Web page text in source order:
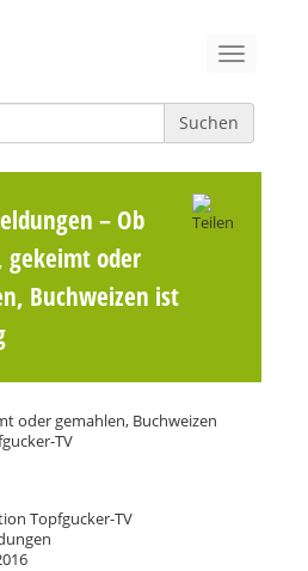
Suchen
– Ob
gekeimt oder
Buchweizen ist
Topfgucker-TV